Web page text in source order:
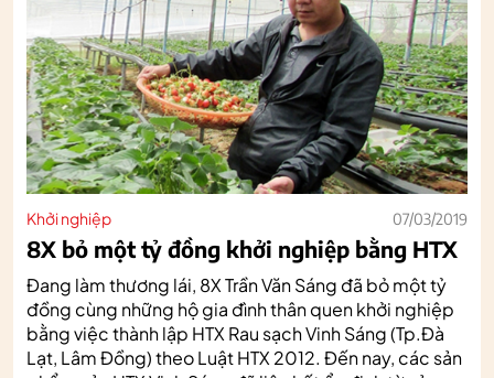
Khởi nghiệp 07/03/2019
8X bỏ một tỷ đồng khởi nghiệp bằng HTX
Đang làm thương lái, 8X Trần Văn Sáng đã bỏ một tỷ
đồng cùng những hộ gia đình thân quen khởi nghiệp
bằng việc thành lập HTX Rau sạch Vinh Sáng (Tp.Đà
Lạt, Lâm Đồng) theo Luật HTX 2012. Đến nay, các sản